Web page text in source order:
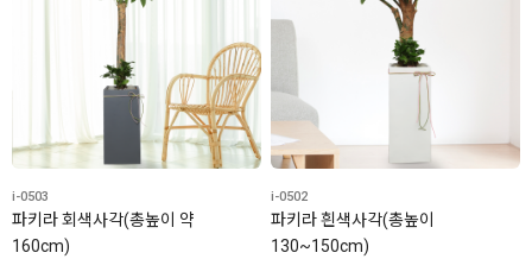
i-0503
파키라 회색사각(총높이 약
160cm)
i-0502
파키라 흰색사각(총높이
130~150cm)